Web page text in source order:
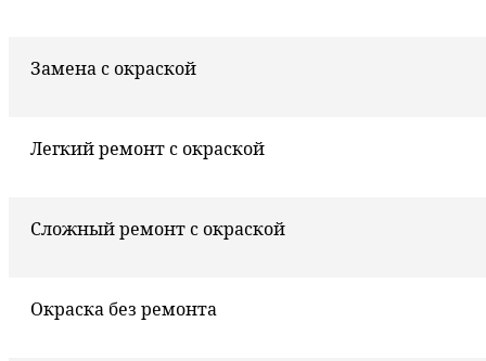
Замена с окраской
Легкий ремонт с окраской
Сложный ремонт с окраской
Окраска без ремонта